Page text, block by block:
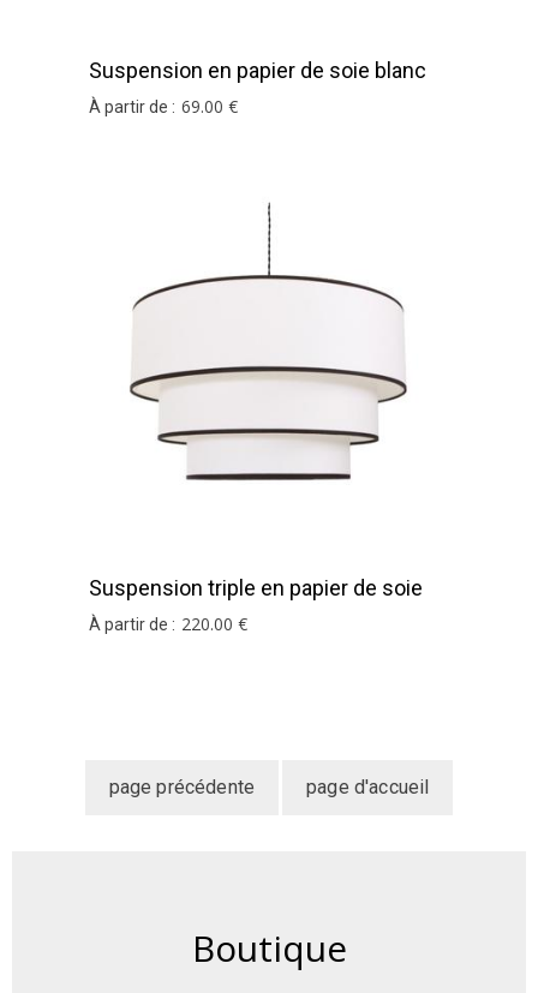
Suspension en papier de soie blanc
cancun
À partir de : 69.00 €
Suspension triple en papier de soie
blanc
À partir de : 220.00 €
Boutique